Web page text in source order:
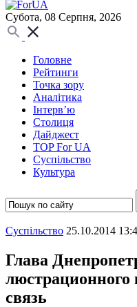
Субота, 08 Серпня, 2026
Головне
Рейтинги
Точка зору
Аналітика
Інтерв’ю
Столиця
Дайджест
TOP For UA
Суспiльство
Культура
Суспiльство 25.10.2014
Глава
связь